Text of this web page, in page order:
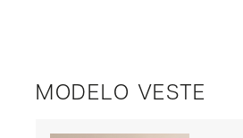
MODELO VESTE